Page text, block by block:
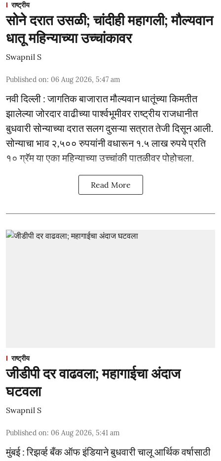
राष्ट्रीय
सोने दरात उसळी; चांदीही महागली; मौल्यवान
धातू महिन्याच्या उच्चांकावर
Swapnil S
Published on: 06 Aug 2026, 5:47 am
नवी दिल्ली : जागतिक बाजारात मौल्यवान धातूंच्या किमतीत
झालेल्या जोरदार वाढीच्या पार्श्वभूमीवर राष्ट्रीय राजधानीत
बुधवारी सोन्याच्या दरात सलग दुसऱ्या सत्रात तेजी दिसून आली.
सोन्याचा भाव २,५०० रुपयांनी वधारून १.५ लाख रुपये प्रति
१० ग्रॅम या एका महिन्याच्या उच्चांकी पातळीवर पोहोचला.
Read More
राष्ट्रीय
जीडीपी दर वाढवला; महागाईचा अंदाज
घटवला
Swapnil S
Published on: 06 Aug 2026, 5:41 am
मुंबई : रिझर्व्ह बँक ऑफ इंडियाने बुधवारी चालू आर्थिक वर्षासाठी